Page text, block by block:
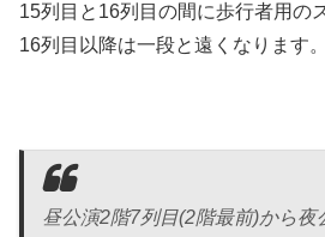
15列目と16列目の間に歩行者用の
16列目以降は一段と遠くなります。
昼公演2階7列目(2階最前)から夜